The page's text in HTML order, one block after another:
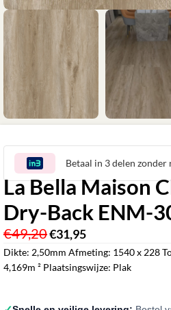
Betaal in 3 delen zonder
La Bella Maison
Dry-Back ENM-
€49,20€31,95
Dikte: 2,50mm Afmeting: 1540 x 228
4,169m ² Plaatsingswijze: Plak